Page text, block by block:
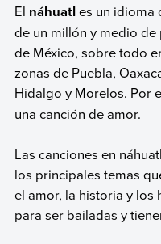
El náhuatles un idioma
de un millón y medio
de México, sobre todo
zonas de Puebla,
Hidalgo y Morelos. Por
una canción de amor.
Las canciones en
los principales temas
el amor, la historia y los
para ser bailadas y